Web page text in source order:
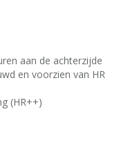
aan de achterzijde
en voorzien van HR
(HR++)